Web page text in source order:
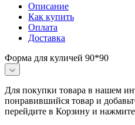
Описание
Как купить
Оплата
Доставка
Форма для куличей 90*90
Для покупки товара в нашем
понравившийся товар и
перейдите в Корзину и